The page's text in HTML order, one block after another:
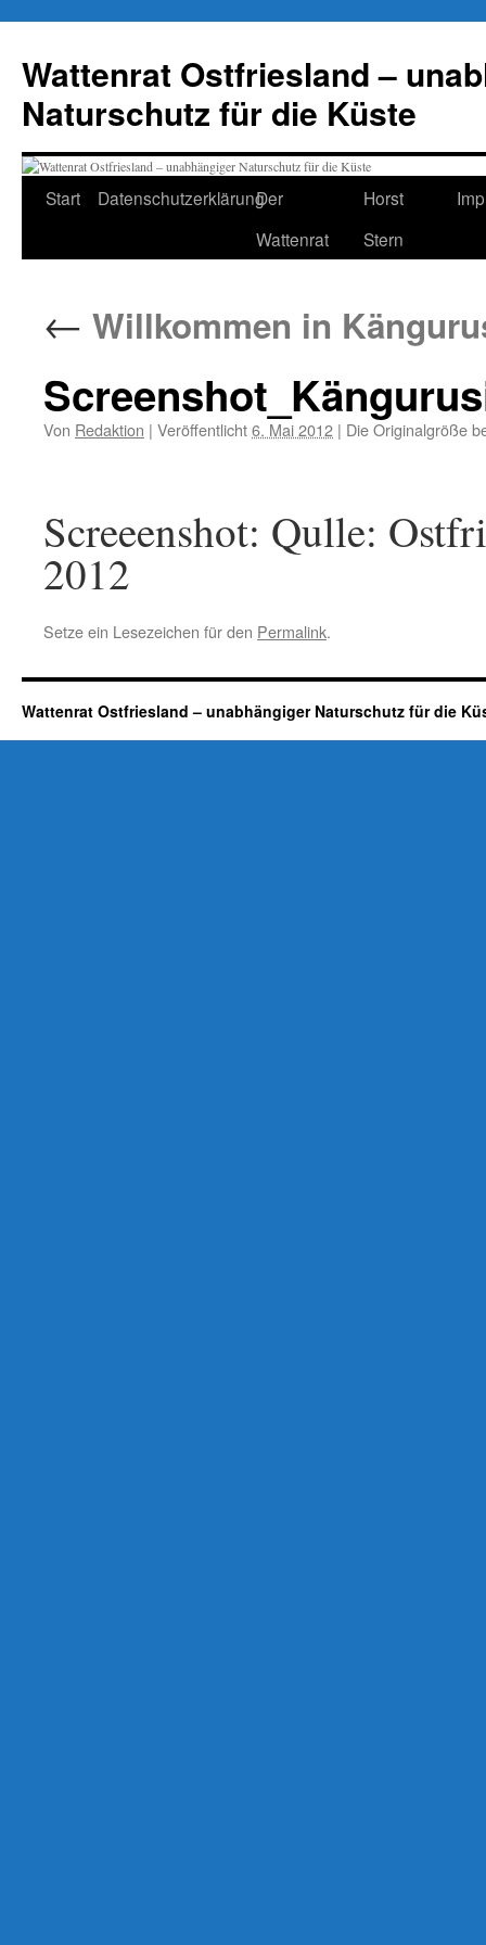
springen
Wattenrat Ostfriesland –
Naturschutz für die Küste
Start DatenschutzerklärungDer
Wattenrat
Horst
Stern
← Willkommen in
Von Redaktion | Veröffentlicht6. Mai 2012 | Die Originalgröße
Screeenshot: Qulle:
2012
Setze ein Lesezeichen für den Permalink.
Wattenrat Ostfriesland – unabhängiger Naturschutz für die